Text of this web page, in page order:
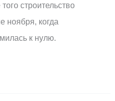
строительство
ноября, когда
к нулю.